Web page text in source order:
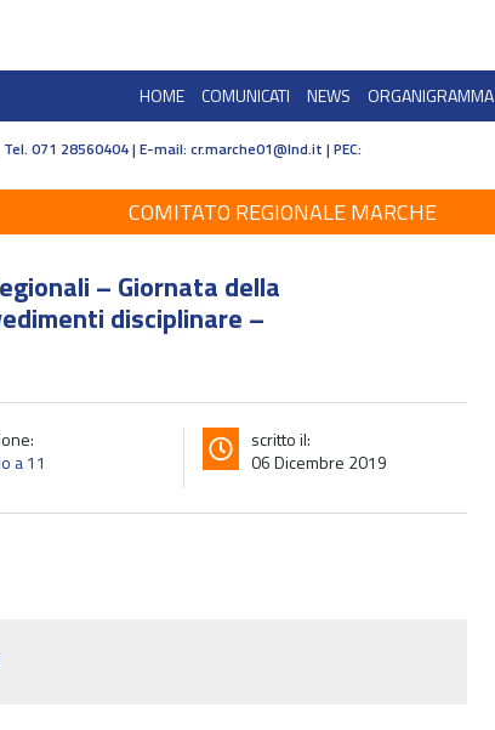
HOME
COMUNICATI NEWS ORGANIGRAMMA
071 28560404 | E-mail: cr.marche01@lnd.it | PEC:
COMITATO REGIONALE MARCHE
– Giornata della
disciplinare –
a 11
scritto il:
06 Dicembre 2019